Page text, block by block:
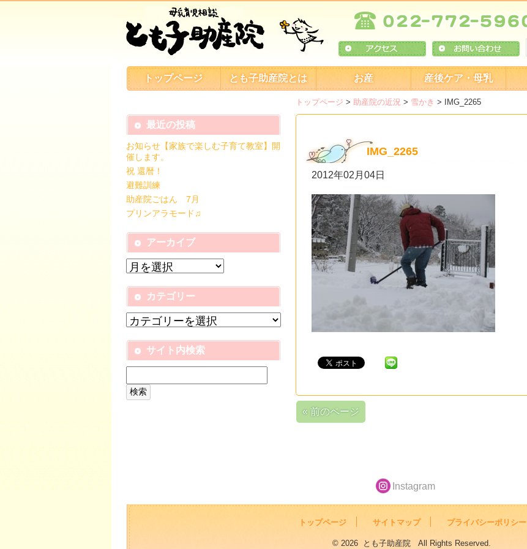
トップページ とも子助産院とは お産 産後ケア・母乳
トップページ > 助産院の近況 > 雪かき > IMG_2265
IMG_2265
2012年02月04日
« 前のページ
最近の投稿
お知らせ【家族で楽しむ子育て教室】開
催します。
祝 還暦！
避難訓練
助産院ごはん 7月
プリンアラモード♫
アーカイブ
カテゴリー
サイト内検索
Instagram
トップページ サイトマップ プライバシーポリシー
© 2026 とも子助産院 All Rights Reserved.